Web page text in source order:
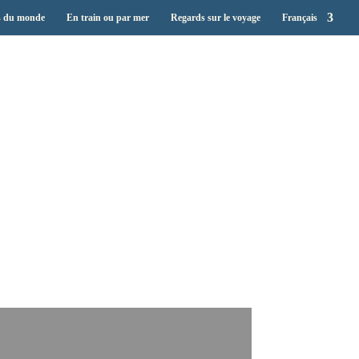
du monde En train ou par mer Regards sur le voyage Français